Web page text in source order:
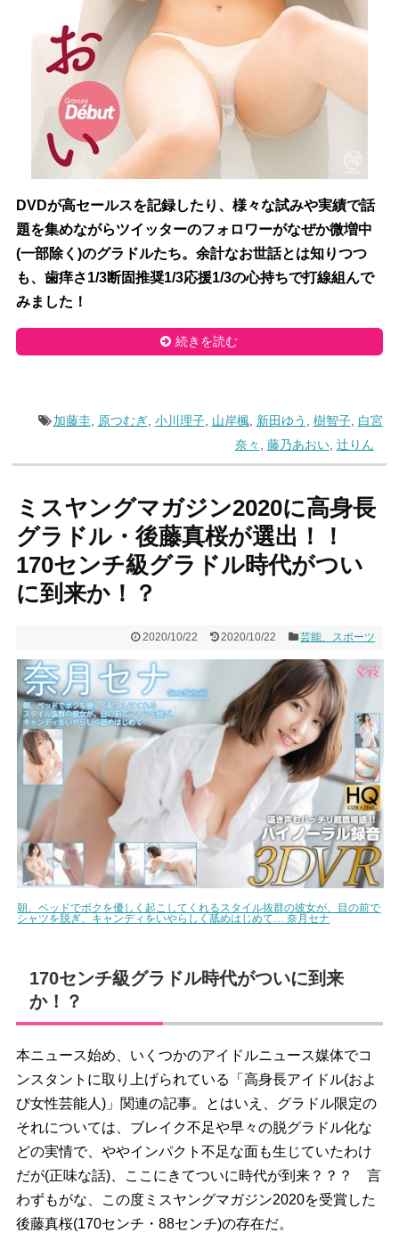
DVDが高セールスを記録したり、様々な試みや実績で話
題を集めながらツイッターのフォロワーがなぜか微増中
(一部除く)のグラドルたち。余計なお世話とは知りつつ
も、歯痒さ1/3断固推奨1/3応援1/3の心持ちで打線組んで
みました！
続きを読む
加藤圭 原つむぎ, 小川理子, 山岸楓, 新田ゆう 樹智子, 白宮
奈々
藤乃あおい, 辻りん
ミスヤングマガジン2020に高身長
グラドル・後藤真桜が選出！！
170センチ級グラドル時代がつい
に到来か！？
2020/10/22 2020/10/22 芸能、スポーツ
朝、ベッドでボクを優しく起こしてくれるスタイル抜群の彼女が、目の前で
シャツを脱ぎ、キャンディをいやらしく舐めはじめて… 奈月セナ
170センチ級グラドル時代がついに到来
か！？
本ニュース始め、いくつかのアイドルニュース媒体でコ
ンスタントに取り上げられている「高身長アイドル(およ
び女性芸能人)」関連の記事。とはいえ、グラドル限定の
それについては、ブレイク不足や早々の脱グラドル化な
どの実情で、ややインパクト不足な面も生じていたわけ
だが(正味な話)、ここにきてついに時代が到来？？？ 言
わずもがな、この度ミスヤングマガジン2020を受賞した
後藤真桜(170センチ・88センチ)の存在だ。